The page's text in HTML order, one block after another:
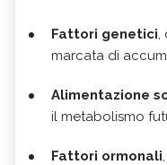
Fattori genetici,
marcata di
Alimentazione
il metabolismo
Fattori ormonali